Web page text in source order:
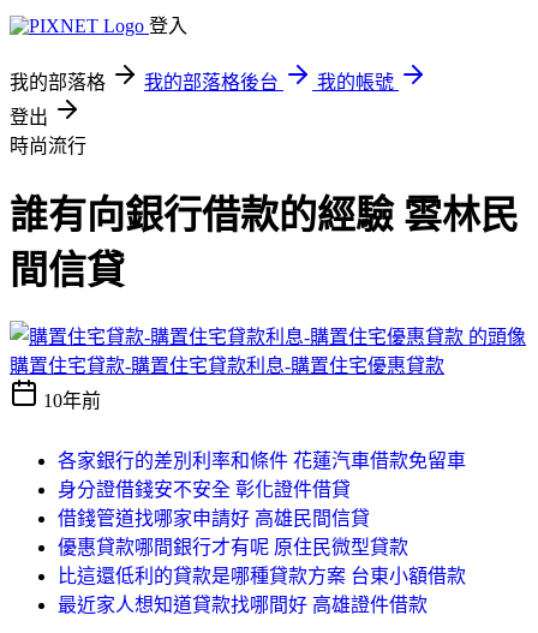
登入
我的部落格 我的部落格後台
我的帳號
登出
時尚流行
誰有向銀行借款的經驗 雲林民
間信貸
購置住宅貸款-購置住宅貸款利息-購置住宅優惠貸款
10年前
各家銀行的差別利率和條件 花蓮汽車借款免留車
身分證借錢安不安全 彰化證件借貸
借錢管道找哪家申請好 高雄民間信貸
優惠貸款哪間銀行才有呢 原住民微型貸款
比這還低利的貸款是哪種貸款方案 台東小額借款
最近家人想知道貸款找哪間好 高雄證件借款